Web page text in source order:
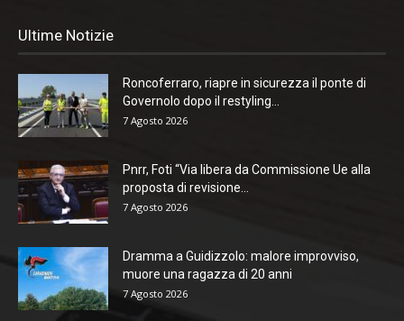
Ultime Notizie
Roncoferraro, riapre in sicurezza il ponte di
Governolo dopo il restyling...
7 Agosto 2026
Pnrr, Foti “Via libera da Commissione Ue alla
proposta di revisione...
7 Agosto 2026
Dramma a Guidizzolo: malore improvviso,
muore una ragazza di 20 anni
7 Agosto 2026